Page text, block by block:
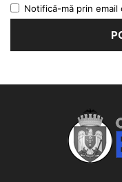
Notifică-mă prin